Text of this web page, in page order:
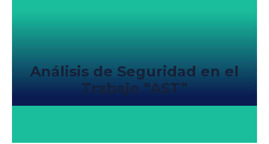
Análisis de Seguridad en el
Trabajo “AST”